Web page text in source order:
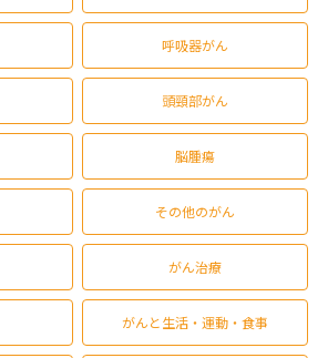
呼吸器がん
頭頸部がん
脳腫瘍
その他のがん
がん治療
がんと生活・運動・食事